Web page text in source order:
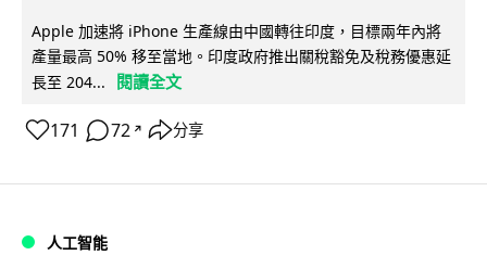
Apple 加速將 iPhone 生產線由中國轉往印度，目標兩年內將
產量最高 50% 移至當地。印度政府推出關稅豁免及稅務優惠延
長至 204...
閱讀全文
171 72 ↗ 分享
人工智能